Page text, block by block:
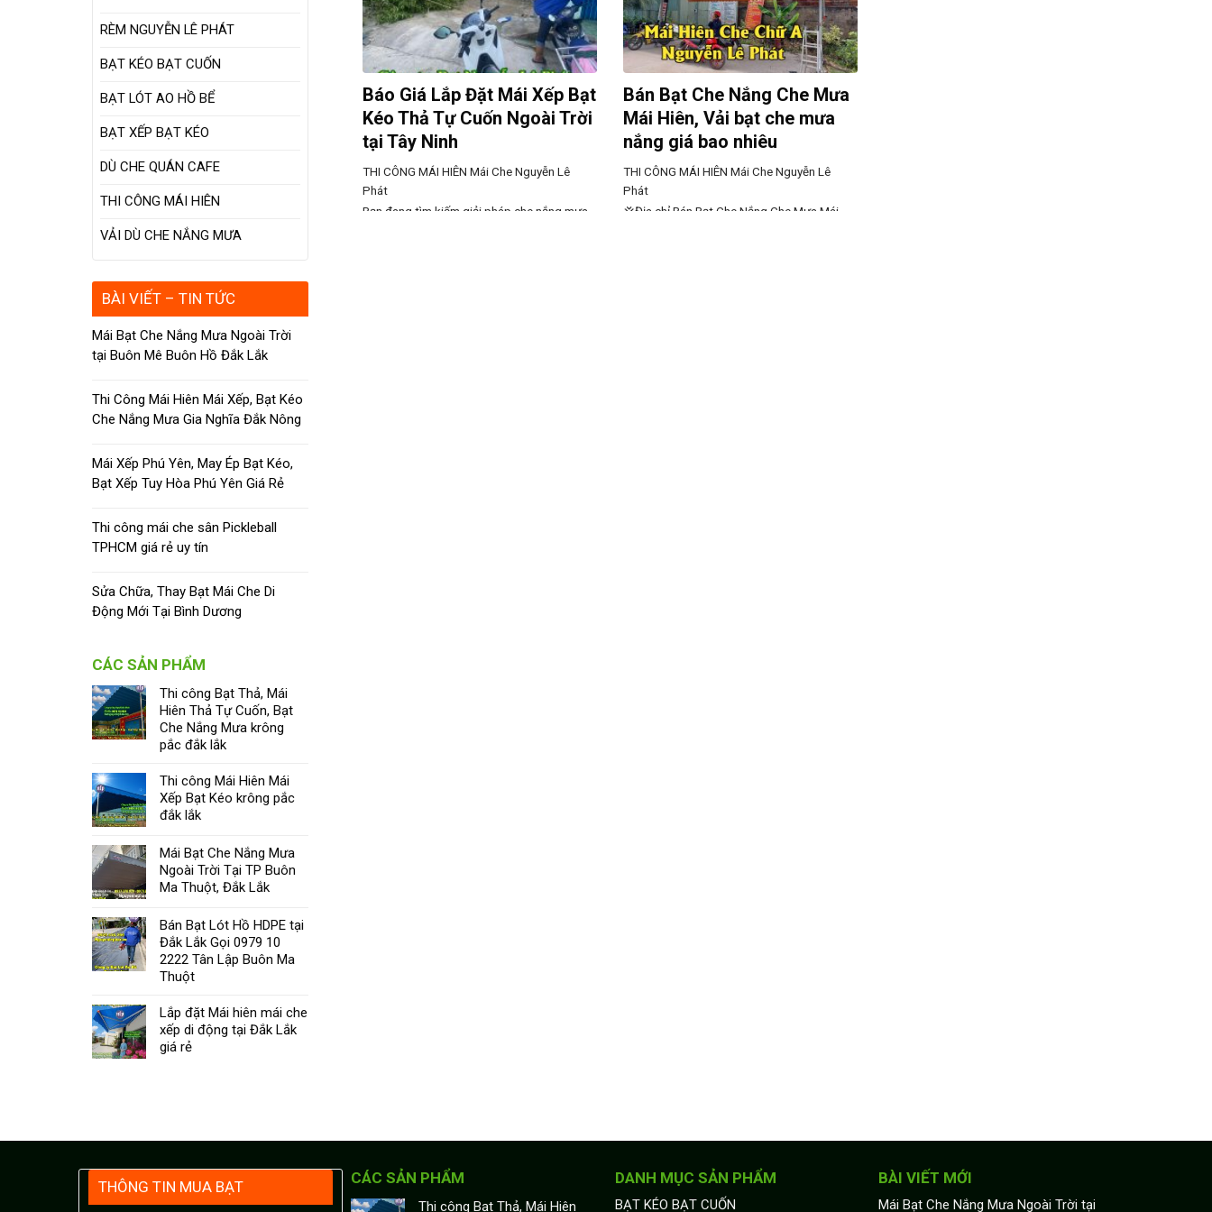
RÈM NGUYỄN LÊ PHÁT
BẠT KÉO BẠT CUỐN
BẠT LÓT AO HỒ BỂ
BẠT XẾP BẠT KÉO
DÙ CHE QUÁN CAFE
THI CÔNG MÁI HIÊN
VẢI DÙ CHE NẮNG MƯA
BÀI VIẾT – TIN TỨC
Mái Bạt Che Nắng Mưa Ngoài Trời
tại Buôn Mê Buôn Hồ Đắk Lắk
Thi Công Mái Hiên Mái Xếp, Bạt Kéo
Che Nắng Mưa Gia Nghĩa Đắk Nông
Mái Xếp Phú Yên, May Ép Bạt Kéo,
Bạt Xếp Tuy Hòa Phú Yên Giá Rẻ
Thi công mái che sân Pickleball
TPHCM giá rẻ uy tín
Sửa Chữa, Thay Bạt Mái Che Di
Động Mới Tại Bình Dương
CÁC SẢN PHẨM
Thi công Bạt Thả, Mái
Hiên Thả Tự Cuốn, Bạt
Che Nắng Mưa krông
pắc đắk lắk
Thi công Mái Hiên Mái
Xếp Bạt Kéo krông pắc
đắk lắk
Mái Bạt Che Nắng Mưa
Ngoài Trời Tại TP Buôn
Ma Thuột, Đắk Lắk
Bán Bạt Lót Hồ HDPE tại
Đắk Lắk Gọi 0979 10
2222 Tân Lập Buôn Ma
Thuột
Lắp đặt Mái hiên mái che
xếp di động tại Đắk Lắk
giá rẻ
Báo Giá Lắp Đặt Mái Xếp Bạt
Kéo Thả Tự Cuốn Ngoài Trời
tại Tây Ninh
THI CÔNG MÁI HIÊN Mái Che Nguyễn Lê
Phát
Bạn đang tìm kiếm giải pháp che nắng mưa
Bán Bạt Che Nắng Che Mưa
Mái Hiên, Vải bạt che mưa
nắng giá bao nhiêu
THI CÔNG MÁI HIÊN Mái Che Nguyễn Lê
Phát
💢Địa chỉ Bán Bạt Che Nắng Che Mưa Mái
THÔNG TIN MUA BẠT CÁC SẢN PHẨM
Thi công Bạt Thả, Mái Hiên
DANH MỤC SẢN PHẨM
BẠT KÉO BẠT CUỐN
BÀI VIẾT MỚI
Mái Bạt Che Nắng Mưa Ngoài Trời tại